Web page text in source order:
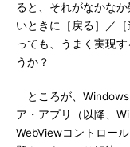
ると、それがなかな
いときに［戻る］／
っても、うまく実現
うか？
ところが、Windows
ア・アプリ（以降、
WebViewコントロー